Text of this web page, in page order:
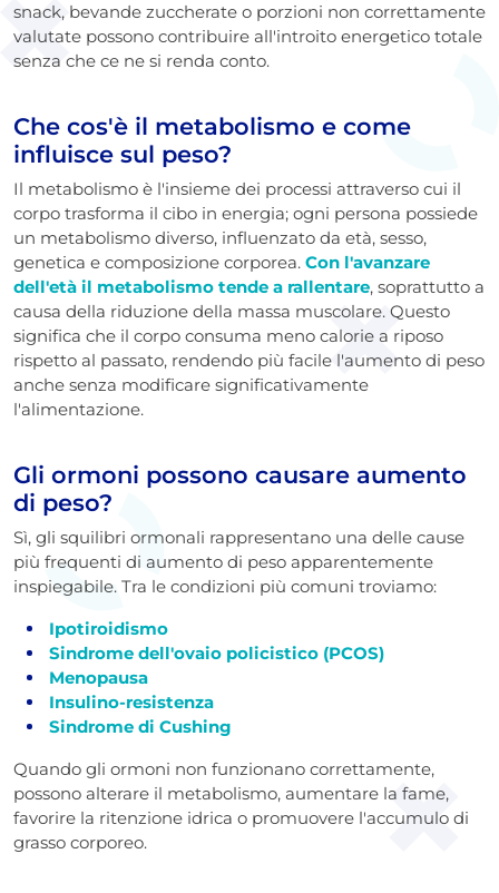
snack, bevande zuccherate o porzioni non correttamente
valutate possono contribuire all'introito energetico totale
senza che ce ne si renda conto.
Che cos'è il metabolismo e come
influisce sul peso?
Il metabolismo è l'insieme dei processi attraverso cui il
corpo trasforma il cibo in energia; ogni persona possiede
un metabolismo diverso, influenzato da età, sesso,
genetica e composizione corporea. Con l'avanzare
dell'età il metabolismo tende a rallentare, soprattutto a
causa della riduzione della massa muscolare. Questo
significa che il corpo consuma meno calorie a riposo
rispetto al passato, rendendo più facile l'aumento di peso
anche senza modificare significativamente
l'alimentazione.
Gli ormoni possono causare aumento
di peso?
Sì, gli squilibri ormonali rappresentano una delle cause
più frequenti di aumento di peso apparentemente
inspiegabile. Tra le condizioni più comuni troviamo:
Ipotiroidismo
Sindrome dell'ovaio policistico (PCOS)
Menopausa
Insulino-resistenza
Sindrome di Cushing
Quando gli ormoni non funzionano correttamente,
possono alterare il metabolismo, aumentare la fame,
favorire la ritenzione idrica o promuovere l'accumulo di
grasso corporeo.